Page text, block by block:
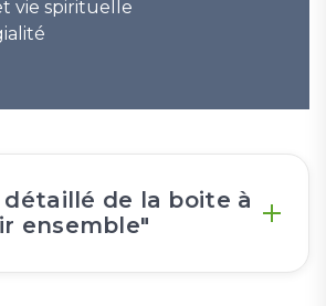
vie spirituelle
détaillé de la boite à
ensemble"